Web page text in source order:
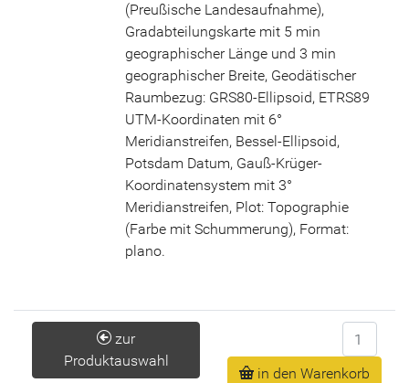
(Preußische Landesaufnahme),
Gradabteilungskarte mit 5 min
geographischer Länge und 3 min
geographischer Breite, Geodätischer
Raumbezug: GRS80-Ellipsoid, ETRS89
UTM-Koordinaten mit 6°
Meridianstreifen, Bessel-Ellipsoid,
Potsdam Datum, Gauß-Krüger-
Koordinatensystem mit 3°
Meridianstreifen, Plot: Topographie
(Farbe mit Schummerung), Format:
plano.
zur
Produktauswahl
Anzahl
in den Warenkorb